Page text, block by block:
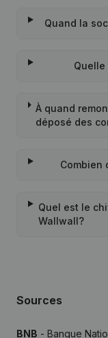
Quand la
À quand
déposé des
Combien
Quel est le
Wallwall?
Sources
BNB - Banque